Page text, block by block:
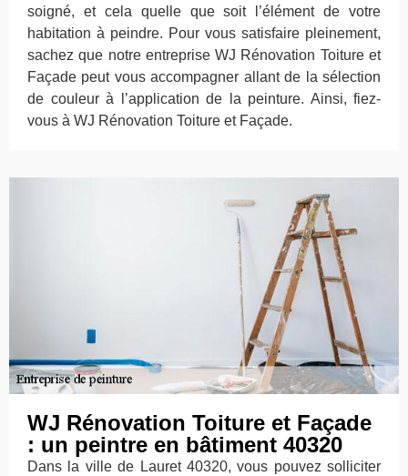
soigné, et cela quelle que soit l’élément de votre
habitation à peindre. Pour vous satisfaire pleinement,
sachez que notre entreprise WJ Rénovation Toiture et
Façade peut vous accompagner allant de la sélection
de couleur à l’application de la peinture. Ainsi, fiez-
vous à WJ Rénovation Toiture et Façade.
WJ Rénovation Toiture et Façade
: un peintre en bâtiment 40320
Dans la ville de Lauret 40320, vous pouvez solliciter